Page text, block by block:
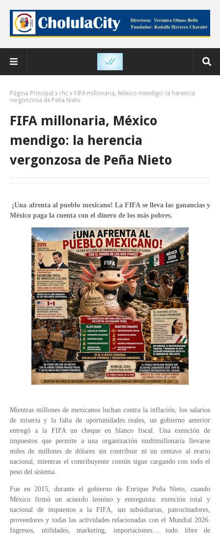
Página Principal rhc
FIFA millonaria, México mendigo: la herencia
vergonzosa de Peña Nieto
FIFA millonaria, México
mendigo: la herencia
vergonzosa de Peña Nieto
¡Una afrenta al pueblo mexicano! La FIFA se lleva las ganancias y
México paga la cuenta con el dinero de los más pobres.
Mientras millones de mexicanos luchan contra la inflación, los salarios
de miseria y la falta de oportunidades reales, un gobierno anterior
entregó a la FIFA un cheque en blanco fiscal. Una exención de
impuestos que permite a una organización multimillonaria llevarse
miles de millones de dólares sin contribuir ni un centavo al erario
nacional, mientras el contribuyente común sigue cargando con todo el
peso del sistema.
Fue en 2015, durante el gobierno de Enrique Peña Nieto, cuando
México firmó un acuerdo leonino y entreguista: exención total y
nacional de impuestos a la FIFA, sus subsidiarias, patrocinadores,
proveedores y todas las actividades relacionadas con el Mundial 2026.
Ingresos, utilidades, marketing, importaciones… todo libre de